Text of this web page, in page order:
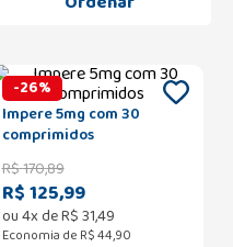
-26%
Impere 5mg com 30
comprimidos
R$170,89
R$ 125,99
ou4x deR$31,49
Economia de R$ 44,90